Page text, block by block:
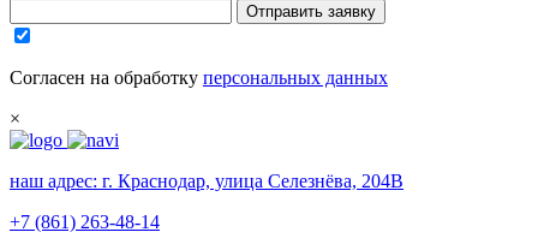
Отправить заявку
Согласен на обработку персональных данных
×
наш адрес: г. Краснодар, улица Селезнёва, 204В
+7 (861) 263-48-14